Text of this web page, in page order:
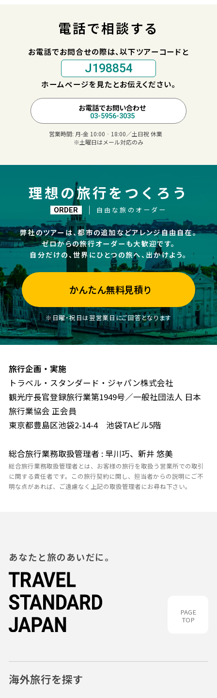
電話で相談する
お電話でお問合せの際は、以下ツアーコードと
J198854
ホームページを見たとお伝えください。
お電話でお問い合わせ
03-5956-3035
営業時間: 月-金 10:00‐18:00／土日祝 休業
※土曜日はメール対応のみ
理想の旅行をつくろう
ORDER 自由な旅のオーダー
弊社のツアーは、都市の追加などアレンジ自由自在。
ゼロからの旅行オーダーも大歓迎です。
自分だけの、世界にひとつの旅へ、出かけよう。
かんたん無料見積り
※日曜・祝日は翌営業日にご回答となります
旅行企画・実施
トラベル・スタンダード・ジャパン株式会社
観光庁長官登録旅行業第1949号／一般社団法人 日本
旅行業協会 正会員
東京都豊島区池袋2-14-4 池袋TAビル5階
総合旅行業務取扱管理者 : 早川巧、新井 悠美
総合旅行業務取扱管理者とは、お客様の旅行を取扱う営業所での取引
に関する責任者です。この旅行契約に関し、担当者からの説明にご不
明な点があれば、ご遠慮なく上記の取扱管理者にお尋ね下さい。
PAGE
TOP
あなたと旅のあいだに。
海外旅行を探す